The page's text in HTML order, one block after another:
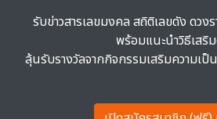
รับข่าวสารเลขมงคล สถิติเลขดัง ดวง
พร้อมแนะนำวิธีเสริ
ลุ้นรับรางวัลจากกิจกรรมเสริมความเ